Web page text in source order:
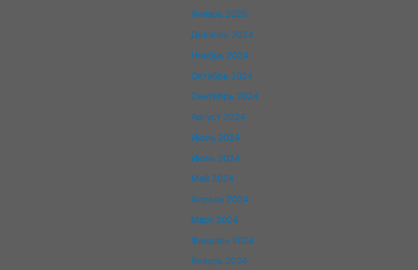
Январь 2025
Декабрь 2024
Ноябрь 2024
Октябрь 2024
Сентябрь 2024
Август 2024
Июль 2024
Июнь 2024
Май 2024
Апрель 2024
Март 2024
Февраль 2024
Январь 2024